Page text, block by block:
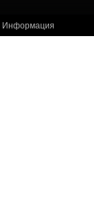
Информация